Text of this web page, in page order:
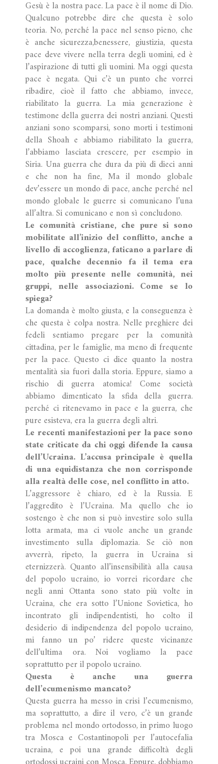
Gesù è la nostra pace. La pace è il nome di Dio.
Qualcuno potrebbe dire che questa è solo
teoria. No, perché la pace nel senso pieno, che
è anche sicurezza,benessere, giustizia, questa
pace deve vivere nella terra degli uomini, ed è
l’aspirazione di tutti gli uomini. Ma oggi questa
pace è negata. Qui c’è un punto che vorrei
ribadire, cioè il fatto che abbiamo, invece,
riabilitato la guerra. La mia generazione è
testimone della guerra dei nostri anziani. Questi
anziani sono scomparsi, sono morti i testimoni
della Shoah e abbiamo riabilitato la guerra,
l’abbiamo lasciata crescere, per esempio in
Siria. Una guerra che dura da più di dieci anni
e che non ha fine, Ma il mondo globale
dev’essere un mondo di pace, anche perché nel
mondo globale le guerre si comunicano l’una
all’altra. Si comunicano e non sì concludono.
Le comunità cristiane, che pure si sono
mobilitate all’inizio del conflitto, anche a
livello di accoglienza, faticano a parlare di
pace, qualche decennio fa il tema era
molto più presente nelle comunità, nei
gruppi, nelle associazioni. Come se lo
spiega?
La domanda è molto giusta, e la conseguenza è
che questa è colpa nostra. Nelle preghiere dei
fedeli sentiamo pregare per la comunità
cittadina, per le famiglie, ma meno di frequente
per la pace. Questo ci dice quanto la nostra
mentalità sia fuori dalla storia. Eppure, siamo a
rischio di guerra atomica! Come società
abbiamo dimenticato la sfida della guerra.
perché ci ritenevamo in pace e la guerra, che
pure esisteva, era la guerra degli altri.
Le recenti manifestazioni per la pace sono
state criticate da chi oggi difende la causa
dell’Ucraina. L’accusa principale è quella
di una equidistanza che non corrisponde
alla realtà delle cose, nel conflitto in atto.
L’aggressore è chiaro, ed è la Russia. E
l’aggredito è l’Ucraina. Ma quello che io
sostengo è che non si può investire solo sulla
lotta armata, ma ci vuole anche un grande
investimento sulla diplomazia. Se ciò non
avverrà, ripeto, la guerra in Ucraina si
eternizzerà. Quanto all’insensibilità alla causa
del popolo ucraino, io vorrei ricordare che
negli anni Ottanta sono stato più volte in
Ucraina, che era sotto l’Unione Sovietica, ho
incontrato gli indipendentisti, ho colto il
desiderio di indipendenza del popolo ucraino,
mi fanno un po’ ridere queste vicinanze
dell’ultima ora. Noi vogliamo la pace
soprattutto per il popolo ucraino.
Questa è anche una guerra
dell’ecumenismo mancato?
Questa guerra ha messo in crisi l’ecumenismo,
ma soprattutto, a dire il vero, c’è un grande
problema nel mondo ortodosso, in primo luogo
tra Mosca e Costantinopoli per l’autocefalia
ucraina, e poi una grande difficoltà degli